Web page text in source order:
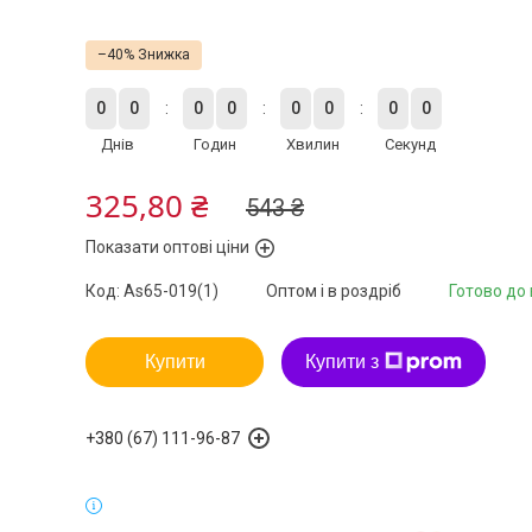
–40%
0 0
Днів
0 0
Годин
0 0
Хвилин
0 0
Секунд
543 ₴
325,80 ₴
Показати оптові ціни
Готово до
Оптом і в роздріб
Код: As65-019(1)
Купити Купити з
+380 (67) 111-96-87